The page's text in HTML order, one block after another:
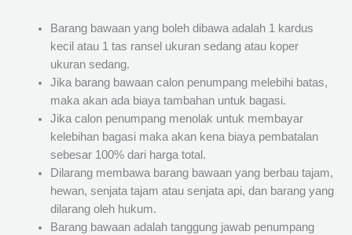
Barang bawaan yang boleh dibawa adalah 1 kardus
kecil atau 1 tas ransel ukuran sedang atau koper
ukuran sedang.
Jika barang bawaan calon penumpang melebihi batas,
maka akan ada biaya tambahan untuk bagasi.
Jika calon penumpang menolak untuk membayar
kelebihan bagasi maka akan kena biaya pembatalan
sebesar 100% dari harga total.
Dilarang membawa barang bawaan yang berbau tajam,
hewan, senjata tajam atau senjata api, dan barang yang
dilarang oleh hukum.
Barang bawaan adalah tanggung jawab penumpang